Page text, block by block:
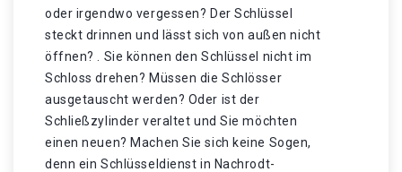
oder irgendwo vergessen? Der Schlüssel
steckt drinnen und lässt sich von außen nicht
öffnen? . Sie können den Schlüssel nicht im
Schloss drehen? Müssen die Schlösser
ausgetauscht werden? Oder ist der
Schließzylinder veraltet und Sie möchten
einen neuen? Machen Sie sich keine Sogen,
denn ein Schlüsseldienst in Nachrodt-